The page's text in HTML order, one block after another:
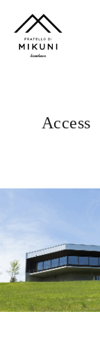
Access